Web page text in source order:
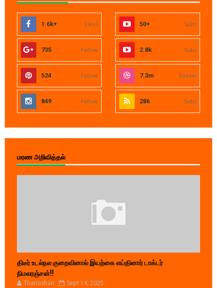
1.6k+ Likes 50+ Subs
735 Follow 2.8k Subs
524 Follow 7.3m Follow
849 Follow 286 Subs
மரண அறிவித்தல்
திடீர் உடல்நல குறைவினால் இயற்கை எய்தினார் டாக்டர்
நிமலரஞ்சன்!!
Thanoshan Sept 14, 2025